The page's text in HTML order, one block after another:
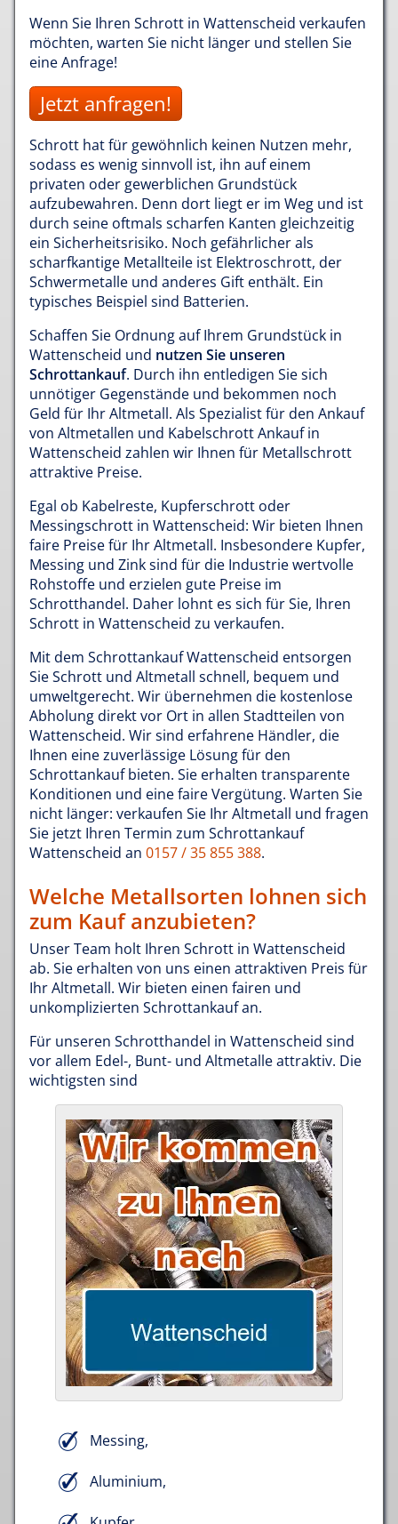
Wenn Sie Ihren Schrott in Wattenscheid verkaufen
möchten, warten Sie nicht länger und stellen Sie
eine Anfrage!
Jetzt anfragen!
Schrott hat für gewöhnlich keinen Nutzen mehr,
sodass es wenig sinnvoll ist, ihn auf einem
privaten oder gewerblichen Grundstück
aufzubewahren. Denn dort liegt er im Weg und ist
durch seine oftmals scharfen Kanten gleichzeitig
ein Sicherheitsrisiko. Noch gefährlicher als
scharfkantige Metallteile ist Elektroschrott, der
Schwermetalle und anderes Gift enthält. Ein
typisches Beispiel sind Batterien.
Schaffen Sie Ordnung auf Ihrem Grundstück in
Wattenscheid und nutzen Sie unseren
Schrottankauf. Durch ihn entledigen Sie sich
unnötiger Gegenstände und bekommen noch
Geld für Ihr Altmetall. Als Spezialist für den Ankauf
von Altmetallen und Kabelschrott Ankauf in
Wattenscheid zahlen wir Ihnen für Metallschrott
attraktive Preise.
Egal ob Kabelreste, Kupferschrott oder
Messingschrott in Wattenscheid: Wir bieten Ihnen
faire Preise für Ihr Altmetall. Insbesondere Kupfer,
Messing und Zink sind für die Industrie wertvolle
Rohstoffe und erzielen gute Preise im
Schrotthandel. Daher lohnt es sich für Sie, Ihren
Schrott in Wattenscheid zu verkaufen.
Mit dem Schrottankauf Wattenscheid entsorgen
Sie Schrott und Altmetall schnell, bequem und
umweltgerecht. Wir übernehmen die kostenlose
Abholung direkt vor Ort in allen Stadtteilen von
Wattenscheid. Wir sind erfahrene Händler, die
Ihnen eine zuverlässige Lösung für den
Schrottankauf bieten. Sie erhalten transparente
Konditionen und eine faire Vergütung. Warten Sie
nicht länger: verkaufen Sie Ihr Altmetall und fragen
Sie jetzt Ihren Termin zum Schrottankauf
Wattenscheid an 0157 / 35 855 388.
Welche Metallsorten lohnen sich
zum Kauf anzubieten?
Unser Team holt Ihren Schrott in Wattenscheid
ab. Sie erhalten von uns einen attraktiven Preis für
Ihr Altmetall. Wir bieten einen fairen und
unkomplizierten Schrottankauf an.
Für unseren Schrotthandel in Wattenscheid sind
vor allem Edel-, Bunt- und Altmetalle attraktiv. Die
wichtigsten sind
Messing,
Aluminium,